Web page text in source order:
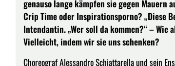
genauso lange kämpfen sie gegen Mauern
Crip Time oder Inspirationsporno? „Diese
Intendantin. „Wer soll da kommen?“ –
Vielleicht, indem wir sie uns schenken?
Choreograf Alessandro Schiattarella und sein